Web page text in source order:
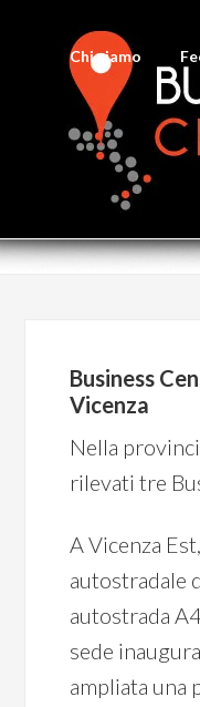
Chi siamo
Business
Vicenza
Nella
rilevati tre
A Vicenza
autostradale
autostrada
sede
ampliata una